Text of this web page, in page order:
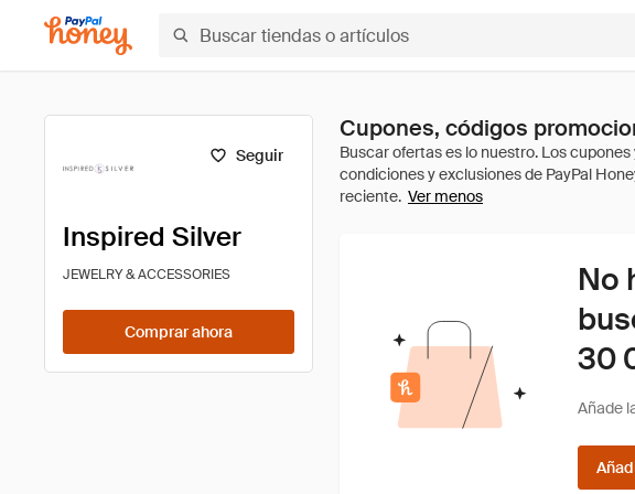
Seguir
Inspired Silver
JEWELRY & ACCESSORIES
Comprar ahora
Cupones, códigos
Ver menos
No
30
Añade